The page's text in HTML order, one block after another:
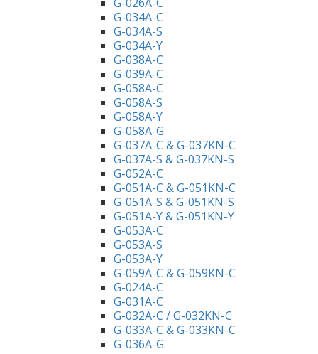
G-034A-C
G-034A-S
G-034A-Y
G-038A-C
G-039A-C
G-058A-C
G-058A-S
G-058A-Y
G-058A-G
G-037A-C & G-037KN-C
G-037A-S & G-037KN-S
G-052A-C
G-051A-C & G-051KN-C
G-051A-S & G-051KN-S
G-051A-Y & G-051KN-Y
G-053A-C
G-053A-S
G-053A-Y
G-059A-C & G-059KN-C
G-024A-C
G-031A-C
G-032A-C / G-032KN-C
G-033A-C & G-033KN-C
G-036A-G